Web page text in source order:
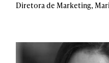
Diretora de Marketing,